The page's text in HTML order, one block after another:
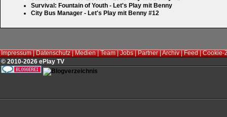
Survival: Fountain of Youth - Let's Play mit Benny
City Bus Manager - Let's Play mit Benny #12
Impressum|Datenschutz|Medien|Team|Jobs|Partner|Archiv|Feed|Cookie-
© 2010-2026 ePlay TV